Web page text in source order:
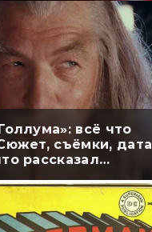
всё что
съёмки, дата
рассказал